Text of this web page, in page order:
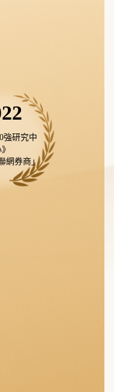
強研究中
網券商」